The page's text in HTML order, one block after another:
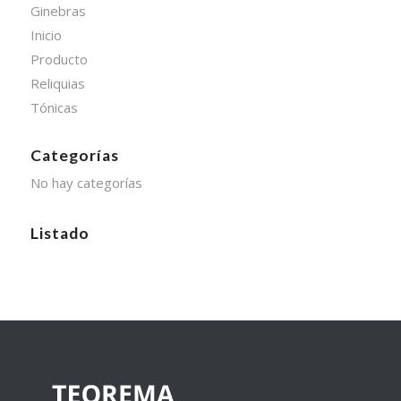
Ginebras
Inicio
Producto
Reliquias
Tónicas
Categorías
No hay categorías
Listado